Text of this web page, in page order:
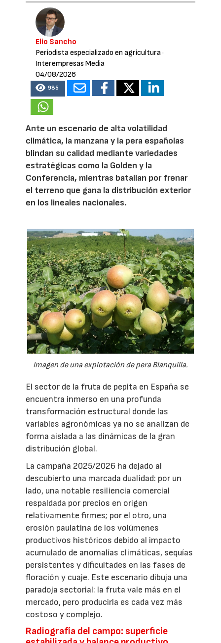
Elio Sancho
Periodista especializado en agricultura·
Interempresas Media
04/08/2026
985
Ante un escenario de alta volatilidad
climática, la manzana y la pera españolas
blindan su calidad mediante variedades
estratégicas como la Golden y la
Conferencia, mientras batallan por frenar
el terreno que gana la distribución exterior
en los lineales nacionales.
Imagen de una explotación de pera Blanquilla.
El sector de la fruta de pepita en España se
encuentra inmerso en una profunda
transformación estructural donde las
variables agronómicas ya no se analizan de
forma aislada a las dinámicas de la gran
distribución global.
La campaña 2025/2026 ha dejado al
descubierto una marcada dualidad: por un
lado, una notable resiliencia comercial
respaldada por precios en origen
relativamente firmes; por el otro, una
erosión paulatina de los volúmenes
productivos históricos debido al impacto
acumulado de anomalías climáticas, sequías
persistentes y dificultades en las fases de
floración y cuaje. Este escenario dibuja una
paradoja sectorial: la fruta vale más en el
mercado, pero producirla es cada vez más
costoso y complejo.
Radiografía del campo: superficie